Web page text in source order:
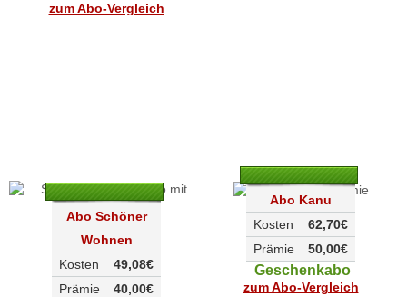
zum Abo-Vergleich
Abo Schöner
Wohnen
49,08€
Kosten
40,00€
Prämie
Abo Kanu
62,70€
Kosten
50,00€
Prämie
Geschenkabo
zum Abo-Vergleich